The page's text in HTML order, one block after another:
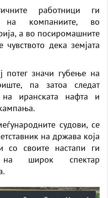
работници ги
на компаниите, во
а во посиромашните
дека земјата
потег значи губење на
па затоа следат
иранската нафта и
судови, се
на држава која
со своите настапи ги
на широк спектар